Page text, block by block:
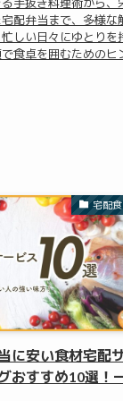
配弁当まで、多様な
しい日々にゆとりを
食卓を囲むためのヒ
宅配
に安い食材宅配
おすすめ10選！